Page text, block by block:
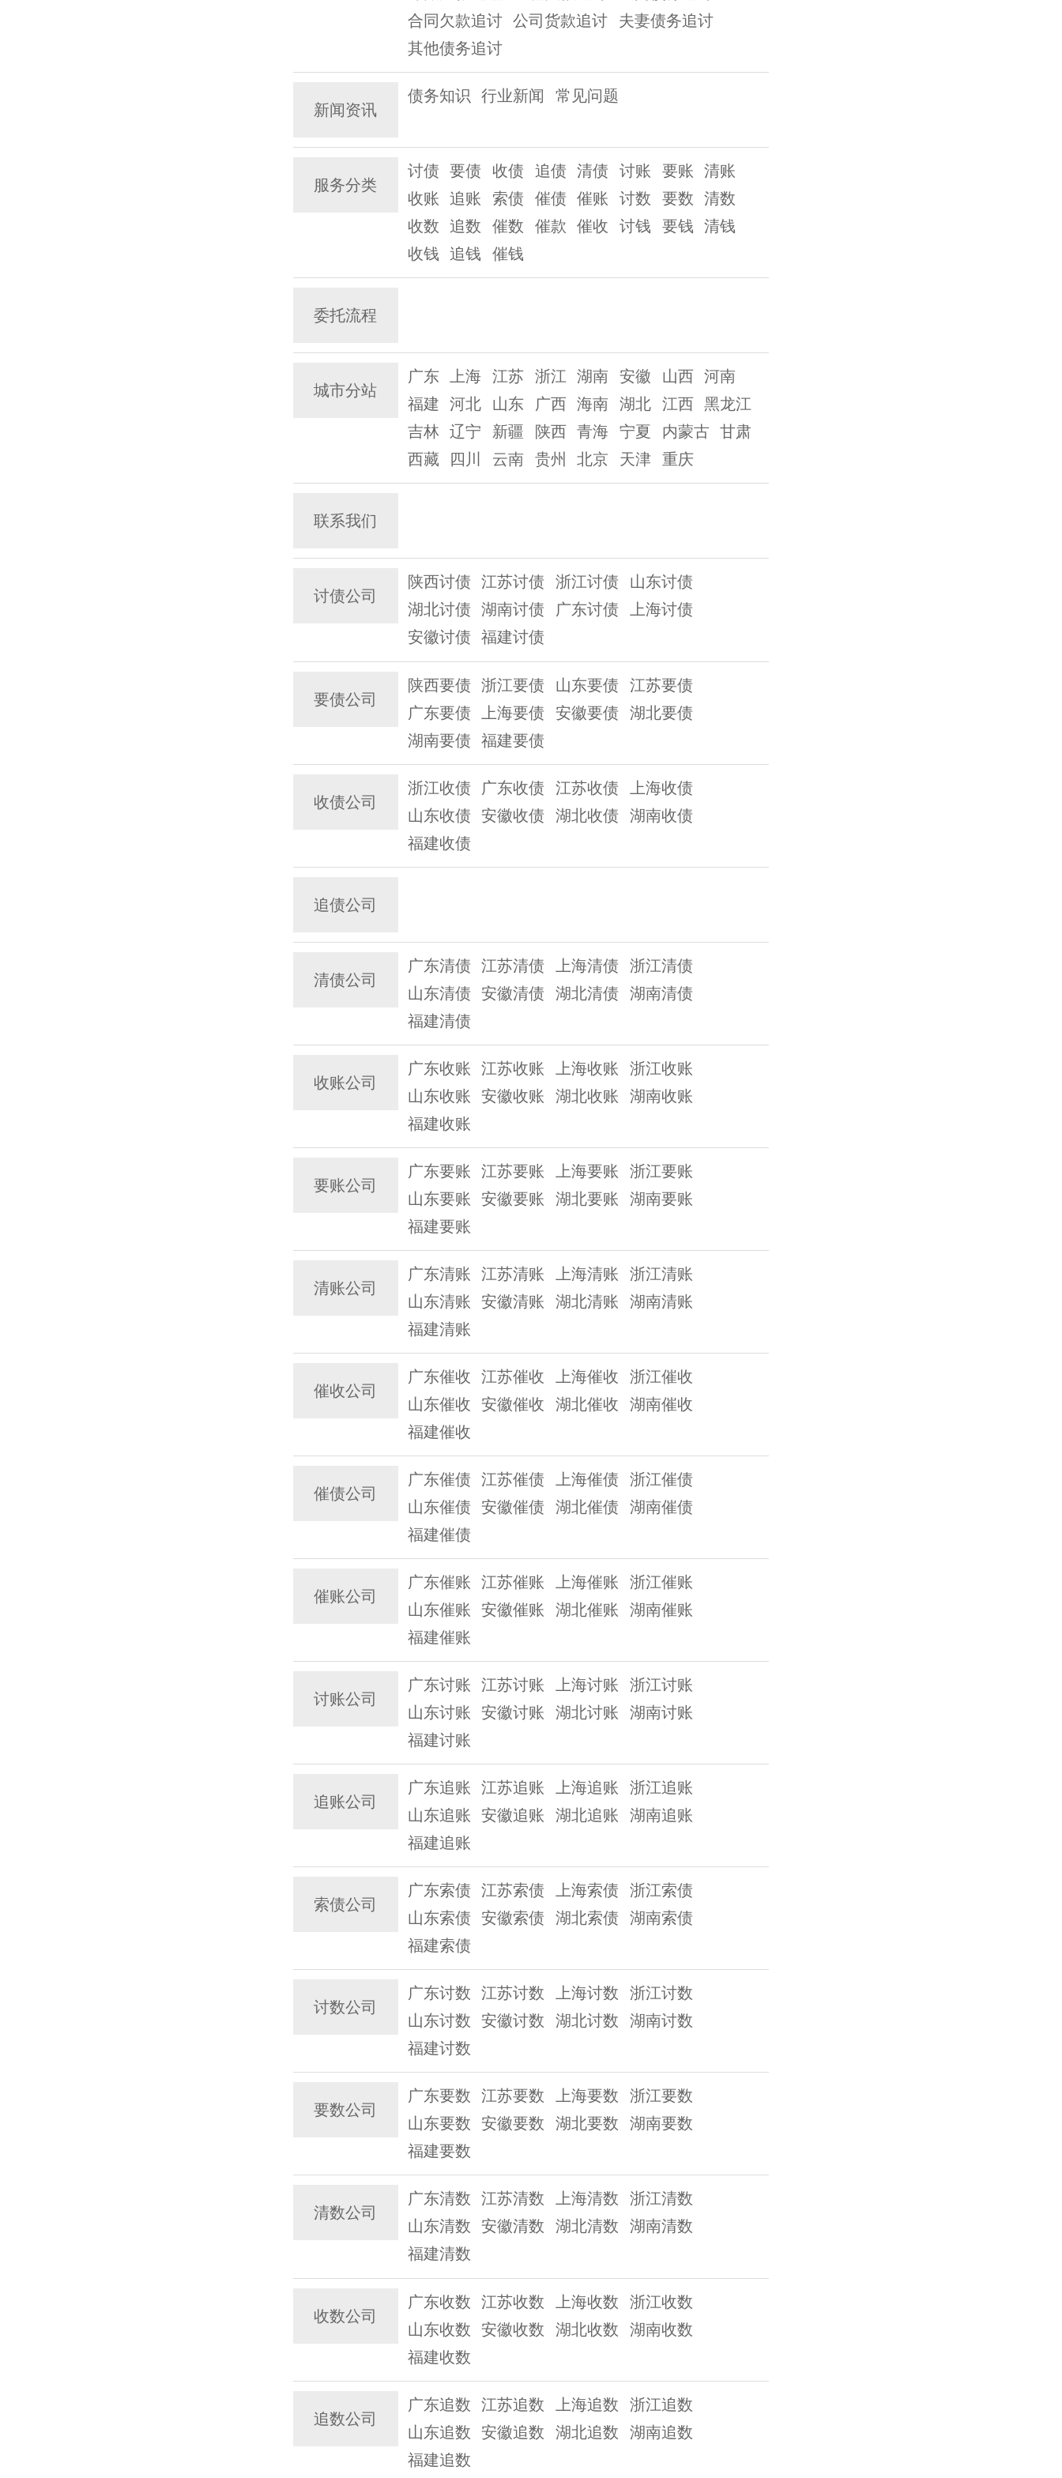
合同欠款追讨
公司货款追讨
夫妻债务追讨
其他债务追讨
新闻资讯
债务知识 行业新闻 常见问题
服务分类
讨债 要债 收债 追债 清债 讨账 要账
清账
收账
追账 索债 催债 催账 讨数 要数
清数
收数
追数 催数 催款 催收 讨钱 要钱
清钱
收钱
追钱 催钱
委托流程
城市分站
广东 上海 江苏 浙江 湖南 安徽 山西
河南
福建
河北 山东 广西 海南 湖北 江西
黑龙江
吉林
辽宁 新疆 陕西 青海 宁夏 内蒙古
甘肃
西藏
四川 云南 贵州 北京 天津 重庆
联系我们
讨债公司
陕西讨债 江苏讨债 浙江讨债
山东讨债
湖北讨债
湖南讨债 广东讨债
上海讨债
安徽讨债
福建讨债
要债公司
陕西要债 浙江要债 山东要债
江苏要债
广东要债
上海要债 安徽要债
湖北要债
湖南要债
福建要债
收债公司
浙江收债 广东收债 江苏收债
上海收债
山东收债
安徽收债 湖北收债
湖南收债
福建收债
追债公司
清债公司
广东清债 江苏清债 上海清债
浙江清债
山东清债
安徽清债 湖北清债
湖南清债
福建清债
收账公司
广东收账 江苏收账 上海收账
浙江收账
山东收账
安徽收账 湖北收账
湖南收账
福建收账
要账公司
广东要账 江苏要账 上海要账
浙江要账
山东要账
安徽要账 湖北要账
湖南要账
福建要账
清账公司
广东清账 江苏清账 上海清账
浙江清账
山东清账
安徽清账 湖北清账
湖南清账
福建清账
催收公司
广东催收 江苏催收 上海催收
浙江催收
山东催收
安徽催收 湖北催收
湖南催收
福建催收
催债公司
广东催债 江苏催债 上海催债
浙江催债
山东催债
安徽催债 湖北催债
湖南催债
福建催债
催账公司
广东催账 江苏催账 上海催账
浙江催账
山东催账
安徽催账 湖北催账
湖南催账
福建催账
讨账公司
广东讨账 江苏讨账 上海讨账
浙江讨账
山东讨账
安徽讨账 湖北讨账
湖南讨账
福建讨账
追账公司
广东追账 江苏追账 上海追账
浙江追账
山东追账
安徽追账 湖北追账
湖南追账
福建追账
索债公司
广东索债 江苏索债 上海索债
浙江索债
山东索债
安徽索债 湖北索债
湖南索债
福建索债
讨数公司
广东讨数 江苏讨数 上海讨数
浙江讨数
山东讨数
安徽讨数 湖北讨数
湖南讨数
福建讨数
要数公司
广东要数 江苏要数 上海要数
浙江要数
山东要数
安徽要数 湖北要数
湖南要数
福建要数
清数公司
广东清数 江苏清数 上海清数
浙江清数
山东清数
安徽清数 湖北清数
湖南清数
福建清数
收数公司
广东收数 江苏收数 上海收数
浙江收数
山东收数
安徽收数 湖北收数
湖南收数
福建收数
追数公司
广东追数 江苏追数 上海追数
浙江追数
山东追数
安徽追数 湖北追数
湖南追数
福建追数